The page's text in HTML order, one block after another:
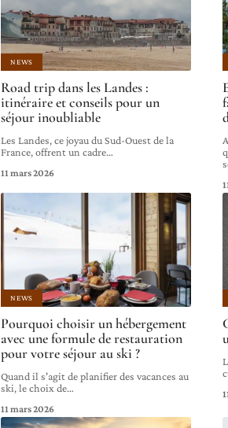
NEWS
Road trip dans les Landes :
itinéraire et conseils pour un
séjour inoubliable
Les Landes, ce joyau du Sud-Ouest de la
France, offrent un cadre…
11 mars 2026
NEWS
Pourquoi choisir un hébergement
avec une formule de restauration
pour votre séjour au ski ?
Quand il s'agit de planifier des vacances au
ski, le choix de…
11 mars 2026